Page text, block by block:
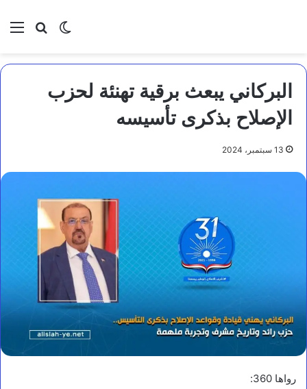
بحثالوضع
البركاني يبعث برقية تهنئة لحزب
الإصلاح بذكرى تأسيسه
13 سبتمبر، 2024
رواها 360: